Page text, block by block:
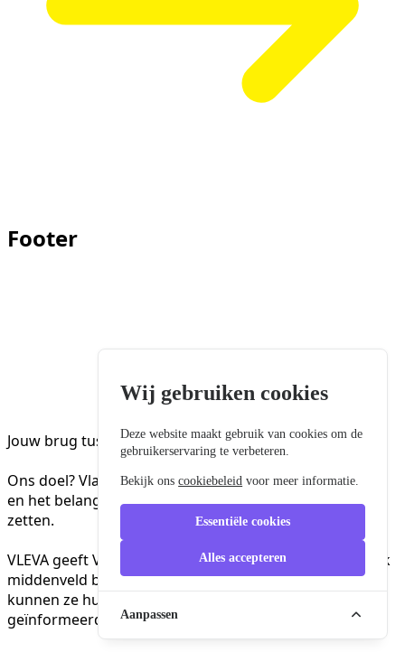
Footer
Jouw brug tussen Vlaanderen en Europa
Ons doel? Vlaanderen meer zichtbaar maken in Europa
en het belang van Europa voor Vlaanderen in de verf
zetten.
VLEVA geeft Vlaamse overheden en het maatschappelijk
middenveld betere toegang tot het Europese beleid. Zo
kunnen ze hun Europese belangen tijdig en
geïnformeerd behartigen.
Wij gebruiken cookies
Deze website maakt gebruik van cookies om de
gebruikerservaring te verbeteren.
Bekijk onscookiebeleid voor meer informatie.
Essentiële cookies
Alles accepteren
Aanpassen